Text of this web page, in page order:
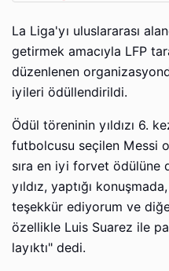
La Liga'yı uluslararası
getirmek amacıyla LFP
düzenlenen
iyileri ödüllendirildi.
Ödül töreninin yıldızı 6.
futbolcusu seçilen Messi
sıra en iyi forvet ödülüne
yıldız, yaptığı
teşekkür ediyorum ve
özellikle Luis Suarez ile
layıktı" dedi.